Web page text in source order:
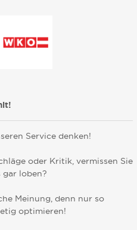
Service denken!
oder Kritik, vermissen Sie
loben?
Meinung, denn nur so
optimieren!